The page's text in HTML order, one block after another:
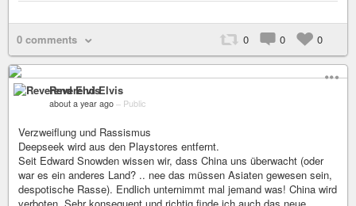
0 comments 0 0 0
Reverend Elvis
about a year ago – Public
Verzweiflung und Rassismus
Deepseek wird aus den Playstores entfernt.
Seit Edward Snowden wissen wir, dass China uns überwacht (oder
war es ein anderes Land? .. nee das müssen Asiaten gewesen sein,
despotische Rasse). Endlich unternimmt mal jemand was! China wird